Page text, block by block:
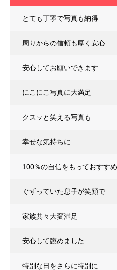
とても丁寧で写真も納得
周りからの信頼も厚く安心
安心してお願いできます
にこにこ写真に大満足
クスッと笑える写真も
幸せな気持ちに
100％の自信をもっておすすめ
ぐずっていた息子が笑顔で
家族共々大変満足
安心して臨めました
特別な日をさらに特別に